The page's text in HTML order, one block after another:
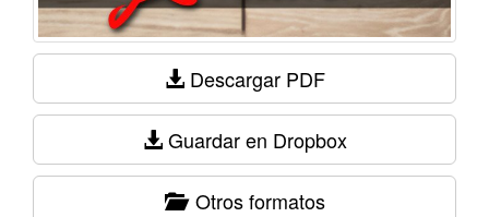
Descargar PDF
Guardar en Dropbox
Otros formatos